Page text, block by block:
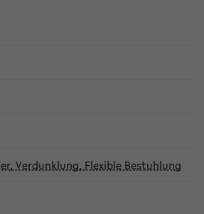
Verdunklung, Flexible Bestuhlung